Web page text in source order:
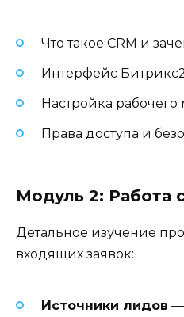
Что такое CRM и
Интерфейс
Настройка
Права доступа и
Модуль 2: Работа
Детальное изучение
входящих заявок:
Источники лидов —